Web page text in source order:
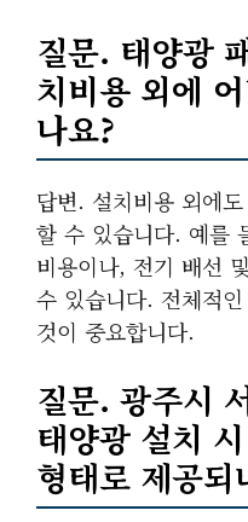
질문. 태양광
치비용 외에
나요?
답변. 설치비용 외에
할 수 있습니다. 예를
비용이나, 전기 배선
수 있습니다. 전체적
것이 중요합니다.
질문. 광주시
태양광 설치 시
형태로 제공되